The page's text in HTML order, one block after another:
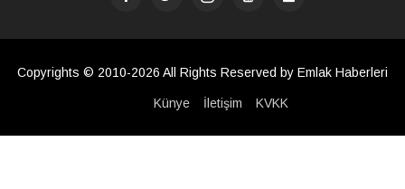
Copyrights © 2010-2026 All Rights Reserved by Emlak Haberleri
Künye İletişim KVKK